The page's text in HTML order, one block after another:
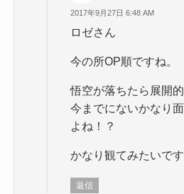
2017年9月27日 6:48 AM
ロゼさん
今の所OP順ですね。
悟空が落ちたら展開的
今までにないかなり
よね！？
かなり観てみたいです
返信